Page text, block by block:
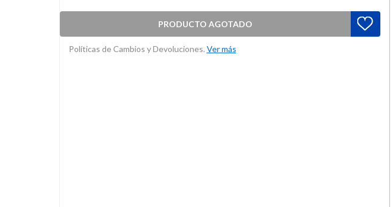
PRODUCTO AGOTADO
Políticas de Cambios y Devoluciones. Ver más